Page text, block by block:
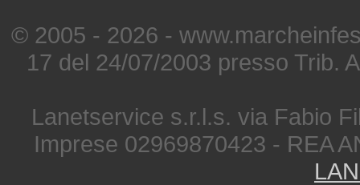
© 2005 - 2026 -
17 del 24/07/2003 presso Trib.
Lanetservice s.r.l.s. via Fabio
Imprese 02969870423 - REA